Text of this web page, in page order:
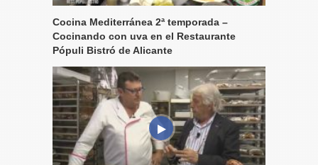
Cocina Mediterránea 2ª temporada –
Cocinando con uva en el Restaurante
Pópuli Bistró de Alicante